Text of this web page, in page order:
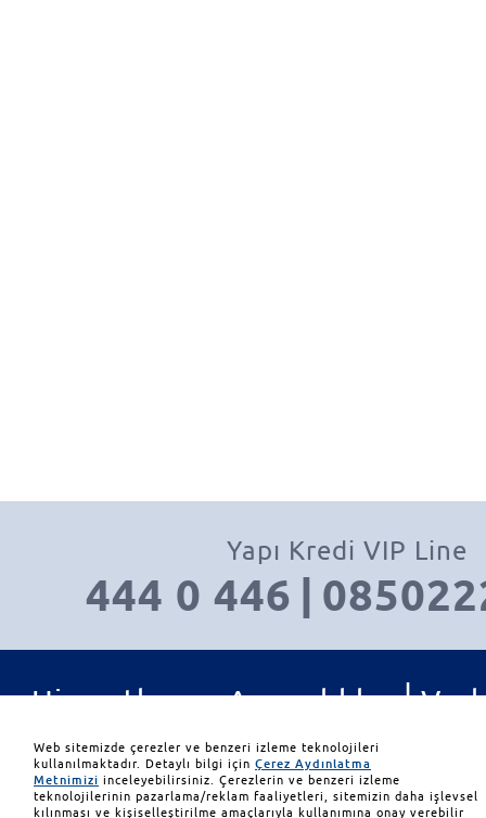
Yapı Kredi VIP Line
444 0 446 |
Hizmetler ve Ayrıcalıklar |
Yatırım Ürünleri | İletişim
Web sitemizde çerezler ve benzeri izleme teknolojileri
kullanılmaktadır. Detaylı bilgi için Çerez Aydınlatma
Metnimizi inceleyebilirsiniz. Çerezlerin ve benzeri izleme
teknolojilerinin pazarlama/reklam faaliyetleri, sitemizin daha işlevsel
kılınması ve kişiselleştirilme amaçlarıyla kullanımına onay verebilir